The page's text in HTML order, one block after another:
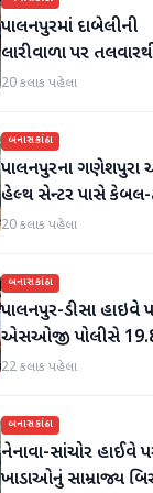
પાલનપુરમાં દાબેલીની
લારીવાળા પર
હુમલો: બે ઈજાગ્રસ્ત,
20 કલાક પહેલા
બનાસકાંઠા
પાલનપુરના ગણેશપુરા
હેલ્થ સેન્ટર પાસે કેબલ-
સળગાવાતા ફેલાયેલા
20 કલાક પહેલા
બનાસકાંઠા
પાલનપુર-ડીસા હાઇવે
એસઓજી પોલીસે
લાખનું મોર્ફિન હિરોઈન
22 કલાક પહેલા
બનાસકાંઠા
નેનાવા-સાંચોર હાઈવે
ખાડાઓનું સામ્રાજ્ય